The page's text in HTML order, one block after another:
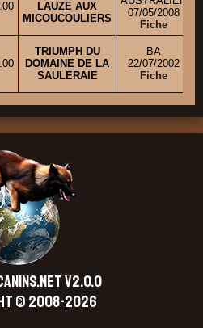
LAUZE AUX
MICOUCOULIERS
07/05/2008
Fiche
TRIUMPH DU
DOMAINE DE LA
SAULERAIE
BA
22/07/2002
Fiche
V2.0.0
© 2008-2026